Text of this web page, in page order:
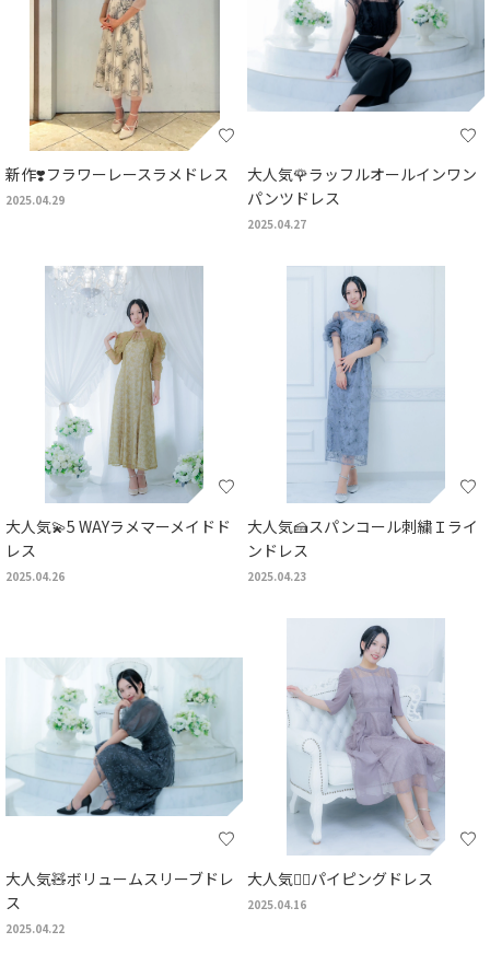
新作❣️フラワーレースラメドレス
2025.04.29
大人気🌹ラッフルオールインワン
パンツドレス
2025.04.27
大人気💫5 WAYラメマーメイドド
レス
2025.04.26
大人気🍰スパンコール刺繍Ｉライ
ンドレス
2025.04.23
大人気🧸ボリュームスリーブドレ
ス
2025.04.22
大人気❤️‍🔥パイピングドレス
2025.04.16